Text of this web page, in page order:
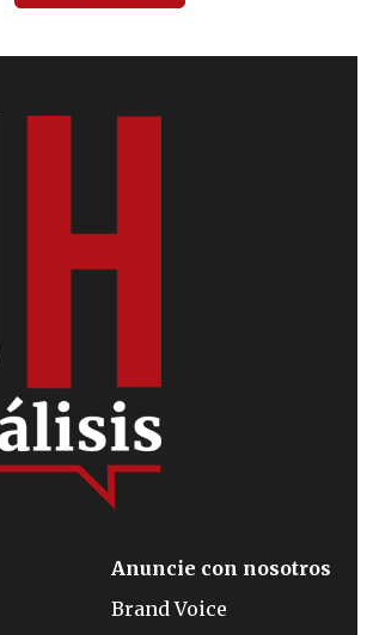
Anuncie con nosotros
Brand Voice